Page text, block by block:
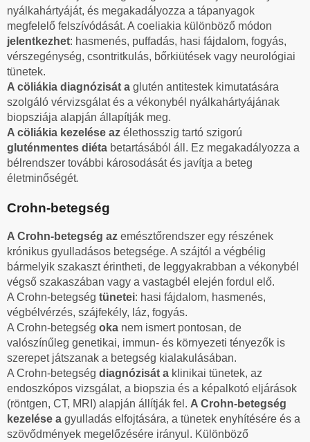
nyálkahártyáját, és megakadályozza a tápanyagok
megfelelő felszívódását. A coeliakia különböző módon
jelentkezhet: hasmenés, puffadás, hasi fájdalom, fogyás,
vérszegénység, csontritkulás, bőrkiütések vagy neurológiai
tünetek.
A cöliákia diagnózisát a glutén antitestek kimutatására
szolgáló vérvizsgálat és a vékonybél nyálkahártyájának
biopsziája alapján állapítják meg.
A cöliákia kezelése az élethosszig tartó szigorú
gluténmentes diéta betartásából áll. Ez megakadályozza a
bélrendszer további károsodását és javítja a beteg
életminőségét.
Crohn-betegség
A Crohn-betegség az emésztőrendszer egy részének
krónikus gyulladásos betegsége. A szájtól a végbélig
bármelyik szakaszt érintheti, de leggyakrabban a vékonybél
végső szakaszában vagy a vastagbél elején fordul elő.
A Crohn-betegség tünetei: hasi fájdalom, hasmenés,
végbélvérzés, szájfekély, láz, fogyás.
A Crohn-betegség oka nem ismert pontosan, de
valószínűleg genetikai, immun- és környezeti tényezők is
szerepet játszanak a betegség kialakulásában.
A Crohn-betegség diagnózisát a klinikai tünetek, az
endoszkópos vizsgálat, a biopszia és a képalkotó eljárások
(röntgen, CT, MRI) alapján állítják fel. A Crohn-betegség
kezelése a gyulladás elfojtására, a tünetek enyhítésére és a
szövődmények megelőzésére irányul. Különböző